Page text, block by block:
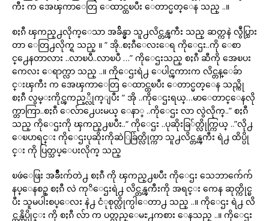
ကီး က အေၾကာေတြ ေထာင္ထၿပီး ေတာင္မတ္ေန သည္ ..။
စႏၵီ ၾကည္႕လိုက္ေသာ အခ်ိန္မွာ သူ႕လိင္တန္ၾကီး သည္ ဆတ္ကနဲ လွဳပ္သြား
တာ ေတြ႕လိုက္ရ သည္ ။ “ အို..စႏၵီေလးေရ ကိုေဌး..ကို ေစာ
င္႕ေနတာလား ..လာၿပီ..လာၿပီ …” ကိုေဌးသည္ စႏၵီ ဆီကို အေၿပး
ကေလး ေရာက္လာ သည္ ..။ ကိုေဌးရဲ႕ ေပါင္ၾကားက လိင္တန္ေခ်ာ
င္းၾကီး က အေၾကာေတြ ေထာင္ထၿပီး ေတာင္မတ္ေန သည္ကို
စႏၵီ လွမ္းကိုင္ၾကည့္လိုက္ျပီး “ အို ..ကိုေဌးရယ္…မာေတာင္ေနလို
က္တာကြာ..စႏၵီ ေလ်ာ႕ေပးမယ္ ေနာ္ ..ကိုေဌး လာ လွဲလိုက္..” စႏၵီ
သည္ ကိုေဌးကို ၾကည္႕ၿပီး..“ ကိုေဌး ..ပုဆိုးခြ်တ္လိုက္ကြယ္ ..”လို႕
ေၿပာရင္း ကိုေဌးပုဆိုးကိုဆဲြခ်ြတ္လိုက္ကာ သူ႕လိင္တန္ၾကီး ရဲ႕ ထိပ္ပို
င္း ကို ပြတ္သပ္ေပးလိုက္ သည္
ၿဖဴေဖြး အခ်ိဳးက်တဲ႕ စႏၵီ ကို ၾကည္႕ၿပီး ကိုေဌး သေဘာက်ေက်
နပ္ေနစဥ္ စႏၵီ လဲ ကုိေဌးရဲ႕ လိင္တန္ၾကီးကို အရင္း ကေန ဆုတ္ကိုင္ၿ
ပီး သူမပါးစပ္ေလး နဲ႕ ငံုစုတ္လိုက္ပါေတာ႕ သည္ ..။ ကိုေဌး ရဲ႕ လိ
င္တန္ထိပ္ပိုင္း ကို စႏၵီ လ်ာ က ပတ္လည္ေမႊ႕ကစား ေနသည္ ..။ ကိုေဌး